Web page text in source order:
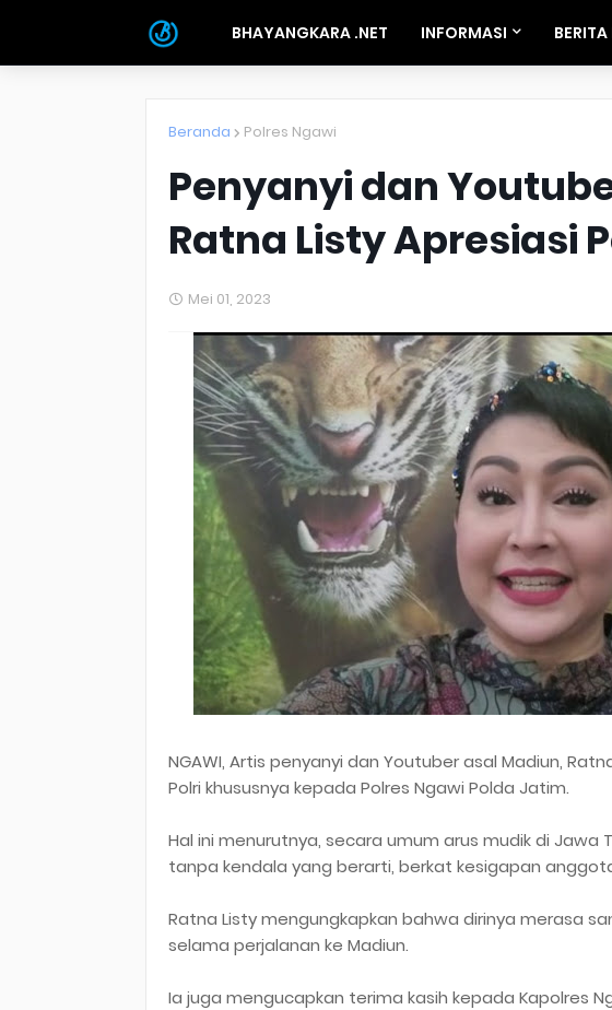
BHAYANGKARA .NET INFORMASI BERITA
Beranda Polres Ngawi
Penyanyi dan
Ratna Listy Apresiasi
Mei 01, 2023
NGAWI, Artis penyanyi dan Youtuber asal Madiun,
Polri khususnya kepada Polres Ngawi Polda Jatim.
Hal ini menurutnya, secara umum arus mudik di Jawa
tanpa kendala yang berarti, berkat kesigapan
Ratna Listy mengungkapkan bahwa dirinya merasa
selama perjalanan ke Madiun.
Ia juga mengucapkan terima kasih kepada Kapolres